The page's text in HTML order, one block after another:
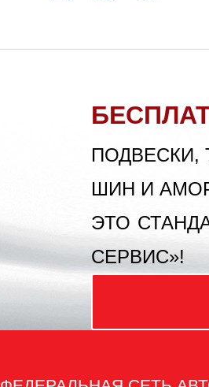
ШИН И
ЭТО
СЕРВИС»!